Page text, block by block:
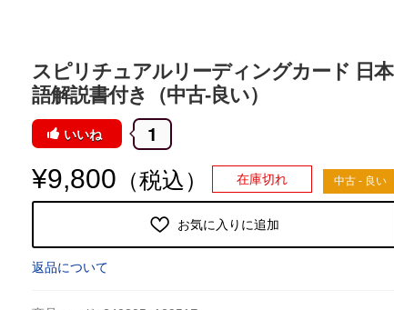
スピリチュアルリーディングカード 日本
語解説書付き（中古-良い）
いいね 1
中古 - 良い
¥9,800 （税込） 在庫切れ
お気に入りに追加
返品について